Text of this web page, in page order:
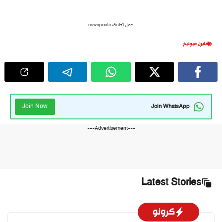
حمل تطبيق newspoots
بايرن ميونيخ
Join WhatsApp
Join Now
---Advertisement---
Latest Stories
كرونو